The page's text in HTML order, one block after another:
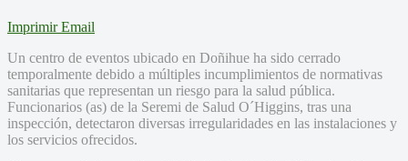
Imprimir Email
Un centro de eventos ubicado en Doñihue ha sido cerrado
temporalmente debido a múltiples incumplimientos de normativas
sanitarias que representan un riesgo para la salud pública.
Funcionarios (as) de la Seremi de Salud O´Higgins, tras una
inspección, detectaron diversas irregularidades en las instalaciones y
los servicios ofrecidos.